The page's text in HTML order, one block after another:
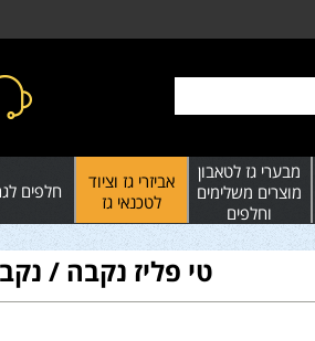
מבערי גז לטאבון
מוצרים משלימים
וחלפים
אביזרי גז וציוד
לטכנאי גז
חלפים
טי פליז נקבה / נקבה